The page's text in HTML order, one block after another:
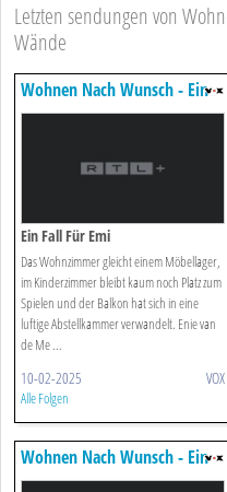
Letzten sendungen von
Wände
Wohnen Nach Wunsch - Ein
Duo Für Vier Wände
Ein Fall Für Emi
Das Wohnzimmer gleicht einem Möbellager,
im Kinderzimmer bleibt kaum noch Platz zum
Spielen und der Balkon hat sich in eine
luftige Abstellkammer verwandelt. Enie van
de Me ...
10-02-2025 VOX
Alle Folgen
Wohnen Nach Wunsch - Ein
Duo Für Vier Wände